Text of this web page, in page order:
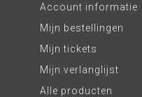
Account informatie
Mijn bestellingen
Mijn tickets
Mijn verlanglijst
Alle producten